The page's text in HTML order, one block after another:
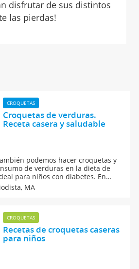
disfrutar de sus distintos
las pierdas!
CROQUETAS
Croquetas de verduras.
Receta casera y saludable
podemos hacer croquetas y
de verduras en la dieta de
para niños con diabetes. En
hacer estas croquetas
muy saludable para toda la
MA
CROQUETAS
Recetas de croquetas caseras
para niños